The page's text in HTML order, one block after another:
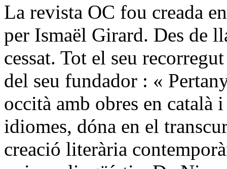
La revista OC fou creada
per Ismaël Girard. Des de
cessat. Tot el seu
del seu fundador : «
occità amb obres en català
idiomes, dóna en el
creació literària